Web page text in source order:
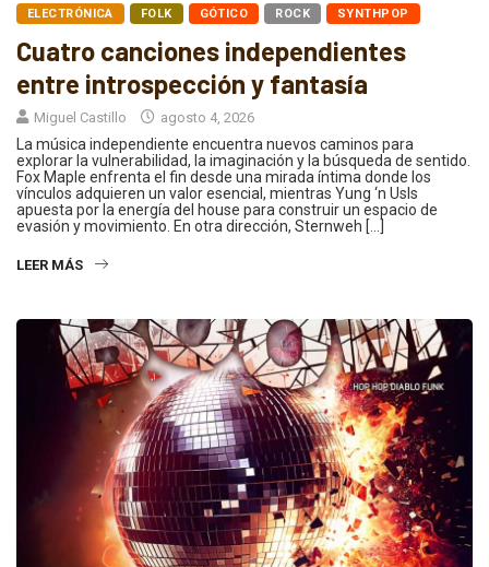
ELECTRÓNICA FOLK GÓTICO ROCK SYNTHPOP
Cuatro canciones independientes
entre introspección y fantasía
Miguel Castillo agosto 4, 2026
La música independiente encuentra nuevos caminos para
explorar la vulnerabilidad, la imaginación y la búsqueda de sentido.
Fox Maple enfrenta el fin desde una mirada íntima donde los
vínculos adquieren un valor esencial, mientras Yung ‘n Usls
apuesta por la energía del house para construir un espacio de
evasión y movimiento. En otra dirección, Sternweh […]
LEER MÁS